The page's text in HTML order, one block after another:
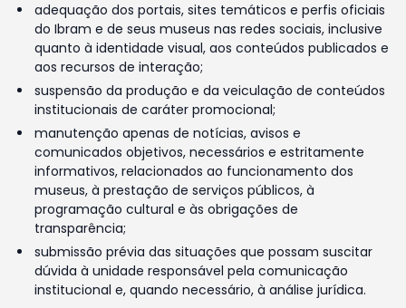
adequação dos portais, sites temáticos e perfis oficiais
do Ibram e de seus museus nas redes sociais, inclusive
quanto à identidade visual, aos conteúdos publicados e
aos recursos de interação;
suspensão da produção e da veiculação de conteúdos
institucionais de caráter promocional;
manutenção apenas de notícias, avisos e
comunicados objetivos, necessários e estritamente
informativos, relacionados ao funcionamento dos
museus, à prestação de serviços públicos, à
programação cultural e às obrigações de
transparência;
submissão prévia das situações que possam suscitar
dúvida à unidade responsável pela comunicação
institucional e, quando necessário, à análise jurídica.